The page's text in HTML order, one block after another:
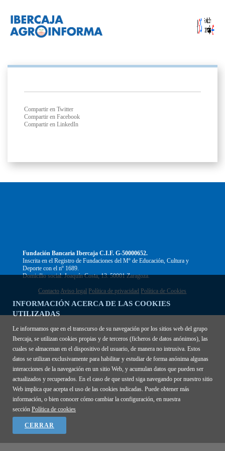
INFORMACIÓN ACERCA DE LAS COOKIES
UTILIZADAS
Le informamos que en el transcurso de su navegación por los sitios web del grupo
Ibercaja, se utilizan cookies propias y de terceros (ficheros de datos anónimos), las
cuales se almacenan en el dispositivo del usuario, de manera no intrusiva. Estos
datos se utilizan exclusivamente para habilitar y estudiar de forma anónima algunas
interacciones de la navegación en un sitio Web, y acumulan datos que pueden ser
actualizados y recuperados. En el caso de que usted siga navegando por nuestro sitio
Web implica que acepta el uso de las cookies indicadas. Puede obtener más
información, o bien conocer cómo cambiar la configuración, en nuestra
sección Política de cookies
CERRAR
Compartir en Twitter
Compartir en Facebook
Compartir en LinkedIn
Fundación Bancaria Ibercaja C.I.F. G-50000652.
Inscrita en el Registro de Fundaciones del Mº de Educación, Cultura y
Deporte con el nº 1689.
Domicilio social: Joaquín Costa, 13. 50001 Zaragoza.
Contacto Aviso legal Política de privacidad Política de Cookies